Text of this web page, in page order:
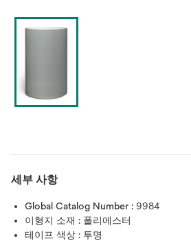
세부 사항
Global Catalog Number : 9984
이형지 소재 : 폴리에스터
테이프 색상 : 투명